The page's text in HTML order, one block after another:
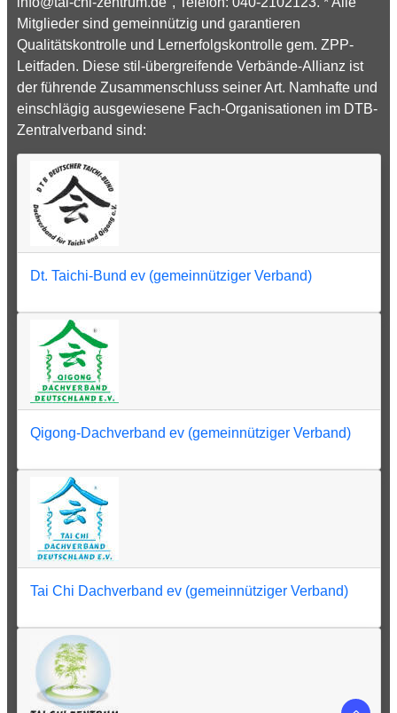
Mitglieder sind gemeinnützig und garantieren
Qualitätskontrolle und Lernerfolgskontrolle gem. ZPP-
Leitfaden. Diese stil-übergreifende Verbände-Allianz ist
der führende Zusammenschluss seiner Art. Namhafte und
einschlägig ausgewiesene Fach-Organisationen im DTB-
Zentralverband sind:
Dt. Taichi-Bund ev (gemeinnütziger Verband)
Qigong-Dachverband ev (gemeinnütziger Verband)
Tai Chi Dachverband ev (gemeinnütziger Verband)